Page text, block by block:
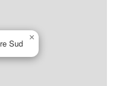
Sud
×